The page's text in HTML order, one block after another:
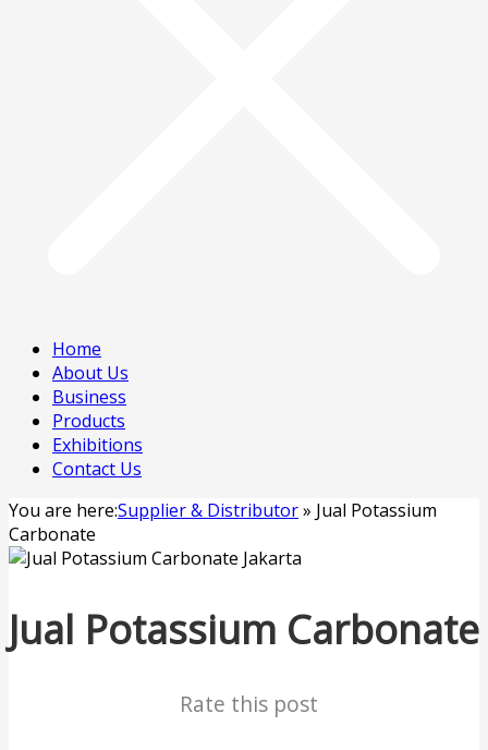
Home
About Us
Business
Products
Exhibitions
Contact Us
You are here:Supplier & Distributor» Jual Potassium
Carbonate
Jual Potassium Carbonate
Rate this post